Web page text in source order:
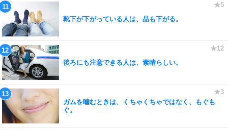
靴下が下がっている人は、品も下がる。
後ろにも注意できる人は、素晴らしい。
ガムを噛むときは、くちゃくちゃではなく、もぐも
ぐ。